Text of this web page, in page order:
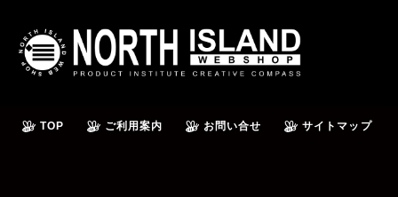
TOP ご利用案内 お問い合せ サイトマップ